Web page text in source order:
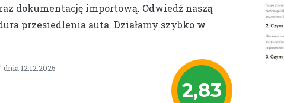
dokumentację importową. Odwiedź naszą
przesiedlenia auta. Działamy szybko w
2,83
12.12.2025